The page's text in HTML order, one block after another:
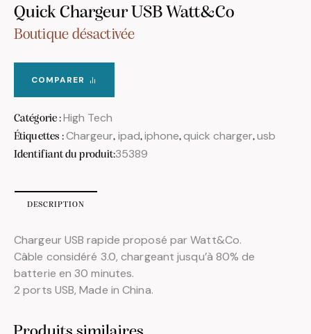
Quick Chargeur USB Watt&Co
Boutique désactivée
COMPARER
Catégorie : High Tech
Étiquettes :Chargeur, ipad,iphone,quick charger,usb
Identifiant du produit:35389
DESCRIPTION
Chargeur USB rapide proposé par Watt&Co.
Câble considéré 3.0, chargeant jusqu’à 80% de
batterie en 30 minutes.
2 ports USB, Made in China.